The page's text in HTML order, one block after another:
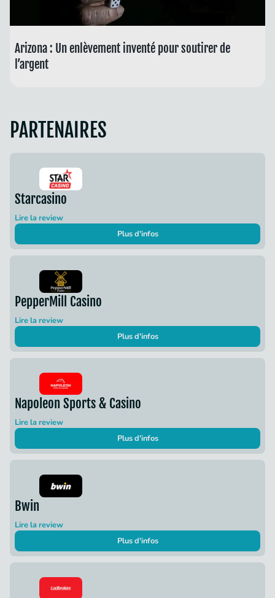
Arizona : Un enlèvement inventé pour soutirer de
l’argent
PARTENAIRES
Starcasino
Lire la review
Plus d'infos
PepperMill Casino
Lire la review
Plus d'infos
Napoleon Sports & Casino
Lire la review
Plus d'infos
Bwin
Lire la review
Plus d'infos